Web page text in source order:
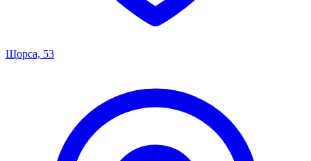
Щорса, 53